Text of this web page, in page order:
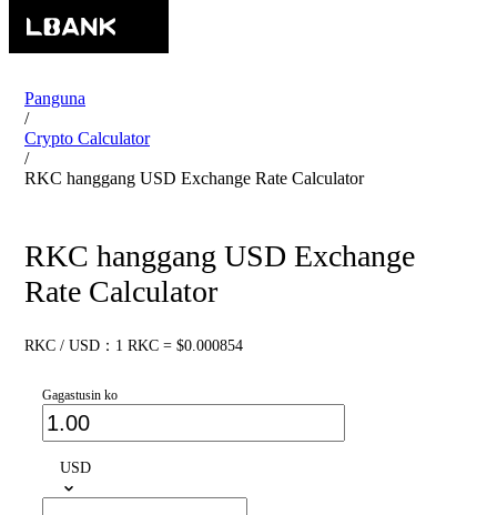
Panguna
/
Crypto Calculator
/
RKC hanggang USD Exchange Rate Calculator
RKC hanggang USD Exchange
Rate Calculator
RKC / USD：1 RKC = $0.000854
Gagastusin ko
USD